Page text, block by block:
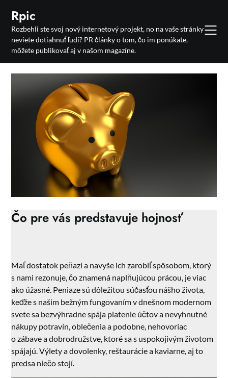
content
Rpic
Rozbehli ste svoj nový internetový projekt, no na vaše stránky
neviete dotiahnuť ľudí? PR články o tom, čo im ponúkate,
môžete publikovať aj v našom magazíne.
Čo pre vás predstavuje hojnosť
Mať dostatok peňazí a navyše ich zarobiť spôsobom, ktorý
s nami rezonuje, čo znamená naplňujúcou prácou, je viac
ako úžasné. Peniaze sú dôležitou súčasťou nášho života,
keďže s našim bežným fungovaním v dnešnom modernom
svete sa bezvýhradne spája platenie účtov a nevyhnutné
nákupy potravín, oblečenia a podobne, nehovoriac
o zábave a dobrodružstve, ktoré sa s uspokojivým životom
spájajú. Výlety a dovolenky, reštaurácie a kaviarne, aj to
predsa niečo stojí.